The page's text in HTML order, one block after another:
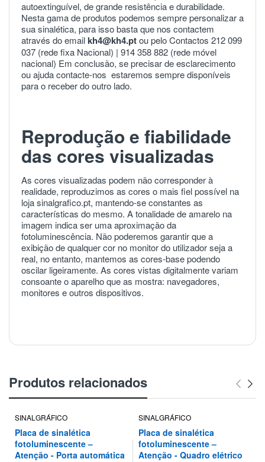
autoextinguível, de grande resistência e durabilidade.
Nesta gama de produtos podemos sempre personalizar a
sua sinalética, para isso basta que nos contactem
através do emailkh4@kh4.ptou pelo Contactos 212 099
037 (rede fixa Nacional) | 914 358 882 (rede móvel
nacional) Em conclusão, se precisar de esclarecimento
ou ajudacontacte-nos estaremos sempre disponíveis
para o receber do outro lado.
Reprodução e fiabilidade
das cores visualizadas
As cores visualizadas podem não corresponder à
realidade, reproduzimos as cores o mais fiel possível na
loja sinalgrafico.pt, mantendo-se constantes as
características do mesmo. A tonalidade de amarelo na
imagem indica ser uma aproximação da
fotoluminescência. Não poderemos garantir que a
exibição de qualquer cor no monitor do utilizador seja a
real, no entanto, mantemos as cores-base podendo
oscilar ligeiramente. As cores vistas digitalmente variam
consoante o aparelho que as mostra: navegadores,
monitores e outros dispositivos.
Produtos relacionados
SINALGRÁFICO
Placa de sinalética
fotoluminescente –
Atenção - Porta automática
SINALGRÁFICO
Placa de sinalética
fotoluminescente –
Atenção - Quadro elétrico